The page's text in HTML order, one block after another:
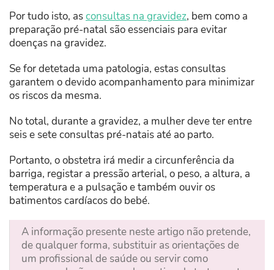
Por tudo isto, asconsultas na gravidez, bem como a
preparação pré-natal são essenciais para evitar
doenças na gravidez.
Se for detetada uma patologia, estas consultas
garantem o devido acompanhamento para minimizar
os riscos da mesma.
No total, durante a gravidez, a mulher deve ter entre
seis e sete consultas pré-natais até ao parto.
Portanto, o obstetra irá medir a circunferência da
barriga, registar a pressão arterial, o peso, a altura, a
temperatura e a pulsação e também ouvir os
batimentos cardíacos do bebé.
A informação presente neste artigo não pretende,
de qualquer forma, substituir as orientações de
um profissional de saúde ou servir como